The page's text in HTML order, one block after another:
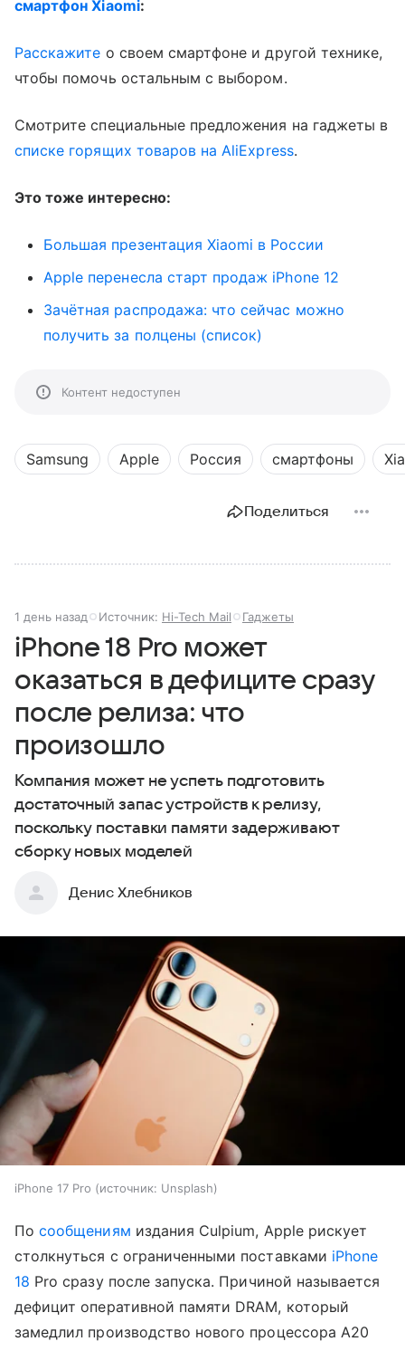
смартфон Xiaomi:
Расскажите о своем смартфоне и другой технике,
чтобы помочь остальным с выбором.
Смотрите специальные предложения на гаджеты в
списке горящих товаров на AliExpress.
Это тоже интересно:
Большая презентация Xiaomi в России
Apple перенесла старт продаж iPhone 12
Зачётная распродажа: что сейчас можно
получить за полцены (список)
Контент недоступен
Samsung Apple Россия смартфоны
Поделиться
1 день назад Источник: Hi-Tech Mail Гаджеты
iPhone 18 Pro может
оказаться в дефиците сразу
после релиза: что
произошло
Компания может не успеть подготовить
достаточный запас устройств к релизу,
поскольку поставки памяти задерживают
сборку новых моделей
Денис Хлебников
iPhone 17 Pro источник: Unsplash
Посообщениям издания Culpium, Apple рискует
столкнуться с ограниченными поставками iPhone
18 Pro сразу после запуска. Причиной называется
дефицит оперативной памяти DRAM, который
замедлил производство нового процессора A20